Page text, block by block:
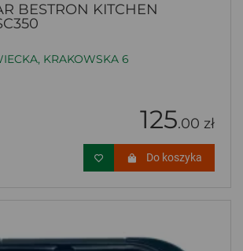
BESTRON KITCHEN
KRAKOWSKA 6
125.00 zł
Do koszyka